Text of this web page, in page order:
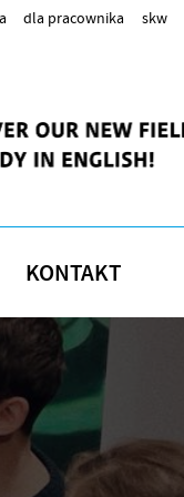
dla pracownika skw
KONTAKT